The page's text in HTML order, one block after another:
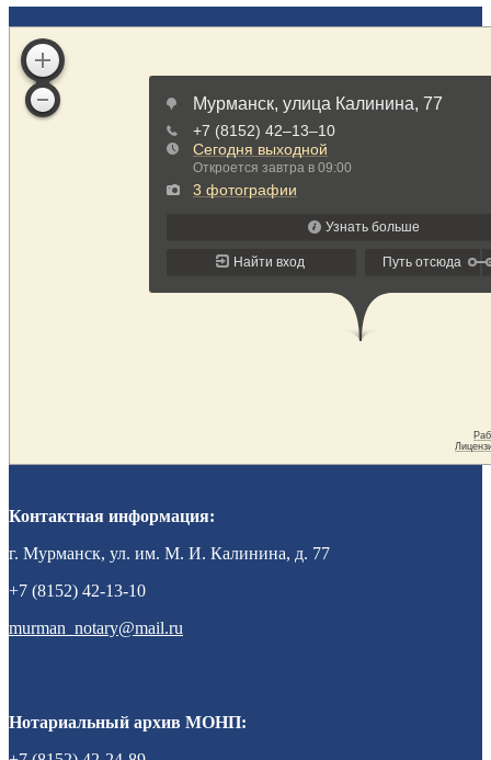
Контактная информация:
г. Мурманск, ул. им. М. И. Калинина, д. 77
+7 (8152) 42-13-10
murman_notary@mail.ru
Нотариальный архив МОНП: